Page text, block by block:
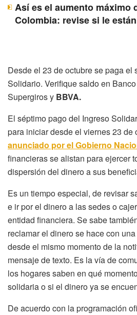
Así es el aumento máximo
Colombia: revise si le
Desde el 23 de octubre se paga el
Solidario. Verifique saldo en
Supergiros y BBVA.
El séptimo pago del Ingreso
para iniciar desde el viernes 23 de
anunciado por el Gobierno
financieras se alistan para ejercer
dispersión del dinero a sus
Es un tiempo especial, de revisar
e ir por el dinero a las sedes o
entidad financiera. Se sabe
reclamar el dinero se hace con
desde el mismo momento de la
mensaje de texto. Es la vía de
los hogares saben en qué
solidaria o si el dinero ya se
De acuerdo con la programación